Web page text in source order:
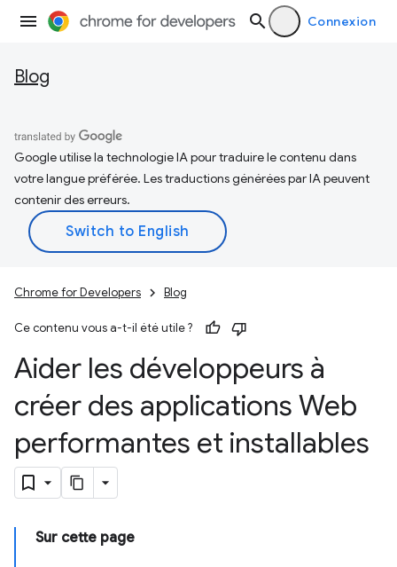
Connexion
Blog
Google utilise la technologie IA pour traduire le contenu dans
votre langue préférée. Les traductions générées par IA peuvent
contenir des erreurs.
Chrome for Developers Blog
Ce contenu vous a-t-il été utile ?
Aider les développeurs à
créer des applications Web
performantes et installables
Sur cette page